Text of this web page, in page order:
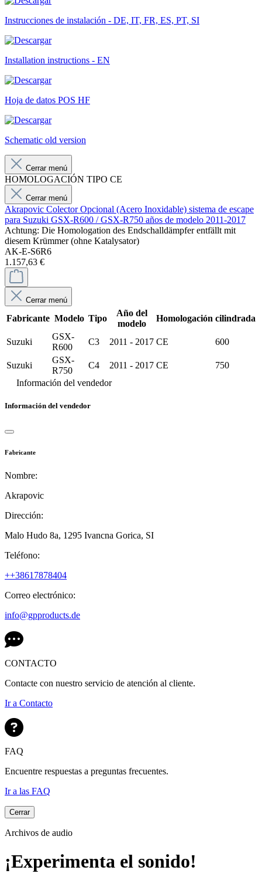
Instrucciones de instalación - DE, IT, FR, ES, PT, SI
Installation instructions - EN
Hoja de datos POS HF
Schematic old version
Cerrar menú
HOMOLOGACIÓN TIPO CE
Cerrar menú
Akrapovic Colector Opcional (Acero Inoxidable) sistema de escape
para Suzuki GSX-R600 / GSX-R750 años de modelo 2011-2017
Achtung: Die Homologation des Endschalldämpfer entfällt mit
diesem Krümmer (ohne Katalysator)
AK-E-S6R6
1.157,63 €
Cerrar menú
Fabricante Modelo Tipo
Año del
modelo
Homologación cilindrada
Suzuki
GSX-
R600
C3 2011 - 2017 CE 600
Suzuki
GSX-
R750
C4 2011 - 2017 CE
750
Información del vendedor
Información del vendedor
Fabricante
Nombre:
Akrapovic
Dirección:
Malo Hudo 8a, 1295 Ivancna Gorica, SI
Teléfono:
++38617878404
Correo electrónico:
info@gpproducts.de
CONTACTO
Contacte con nuestro servicio de atención al cliente.
Ir a Contacto
FAQ
Encuentre respuestas a preguntas frecuentes.
Ir a las FAQ
Cerrar
Archivos de audio
¡Experimenta el sonido!